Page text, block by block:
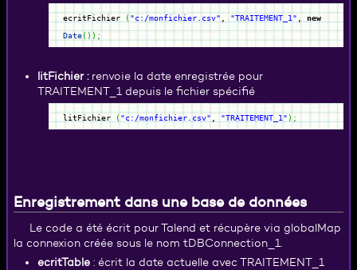
ecritFichier ("c:/monfichier.csv" "TRAITEMENT_1"
new
Date() ) ;
litFichier :renvoie la date enregistrée pour
TRAITEMENT_1 depuis le fichier spécifié
litFichier ("c:/monfichier.csv" "TRAITEMENT_1" ) ;
Enregistrement dans une base de données
Le code a été écrit pour Talend et récupère via globalMap
la connexion créée sous le nom tDBConnection_1.
ecritTable : écrit la date actuelle avec TRAITEMENT_1